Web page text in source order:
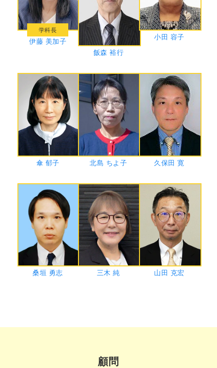
学科長
伊藤 美加子
飯森 裕行
小田 容子
傘 郁子 北島 ちよ子 久保田 寛
桑垣 勇志 三木 純 山田 克宏
顧問